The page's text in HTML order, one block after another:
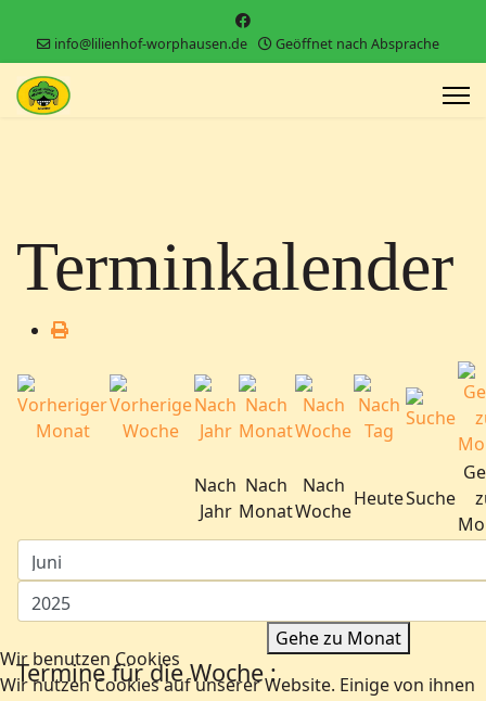
info@lilienhof-worphausen.de Geöffnet nach Absprache
Terminkalender
Nach
Jahr
Nach
Monat
Nach
Woche
HeuteSuche
Gehe zu Monat
Termine für die Woche :
Wir benutzen Cookies
Wir nutzen Cookies auf unserer Website. Einige von ihnen